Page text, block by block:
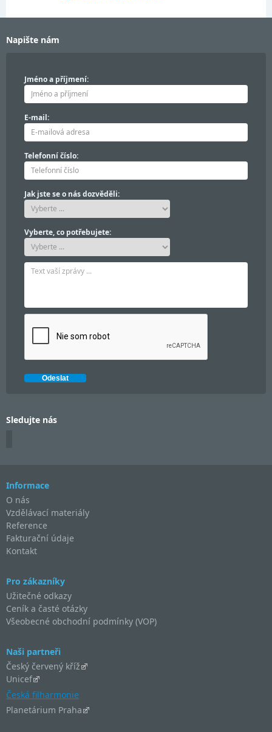
Napište nám
Jméno a příjmení:
E-mail:
Telefonní číslo:
Jak jste se o nás dozvěděli:
Vyberte, co potřebujete:
Sledujte nás
Informace
O nás
Vzdělávací materiály
Reference
Fakturační údaje
Kontakt
Pro zákazníky
Užitečné odkazy
Ceník a časté otázky
Všeobecné obchodní podmínky (VOP)
Naši partneři
Český červený kříž
Unicef
Česká filharmonie
Planetárium Praha